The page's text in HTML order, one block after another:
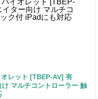
レット [TBEP-AV] 有
マルチコントローラー 触